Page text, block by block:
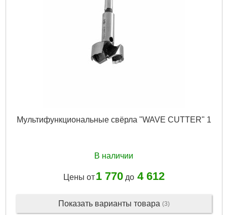
Мультифункциональные свёрла "WAVE CUTTER" 1
В наличии
Цены от 1 770до 4 612
Показать варианты товара (3)